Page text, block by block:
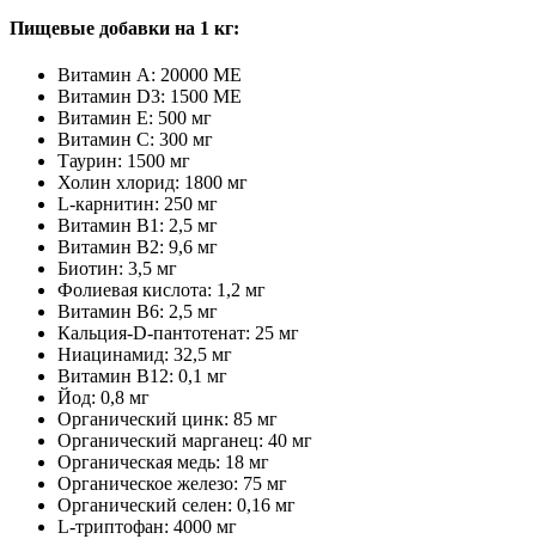
Пищевые добавки на 1 кг:
Витамин А: 20000 МЕ
Витамин D3: 1500 МЕ
Витамин Е: 500 мг
Витамин С: 300 мг
Таурин: 1500 мг
Холин хлорид: 1800 мг
L-карнитин: 250 мг
Витамин B1: 2,5 мг
Витамин B2: 9,6 мг
Биотин: 3,5 мг
Фолиевая кислота: 1,2 мг
Витамин B6: 2,5 мг
Кальция-D-пантотенат: 25 мг
Ниацинамид: 32,5 мг
Витамин B12: 0,1 мг
Йод: 0,8 мг
Органический цинк: 85 мг
Органический марганец: 40 мг
Органическая медь: 18 мг
Органическое железо: 75 мг
Органический селен: 0,16 мг
L-триптофан: 4000 мг